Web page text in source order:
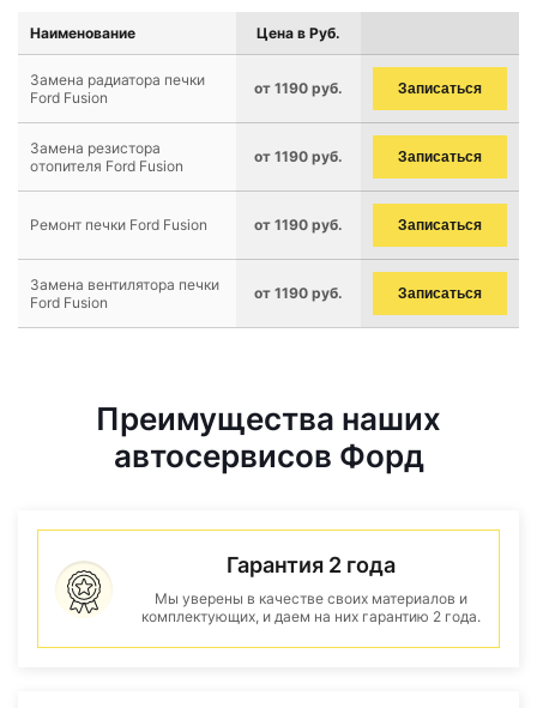
Наименование Цена в Руб.
Замена радиатора печки
Ford Fusion
от 1190 руб. Записаться
Замена резистора
отопителя Ford Fusion
от 1190 руб. Записаться
Ремонт печки Ford Fusion от 1190 руб. Записаться
Замена вентилятора печки
Ford Fusion
от 1190 руб. Записаться
Преимущества наших
автосервисов Форд
Гарантия 2 года
Мы уверены в качестве своих материалов и
комплектующих, и даем на них гарантию 2 года.